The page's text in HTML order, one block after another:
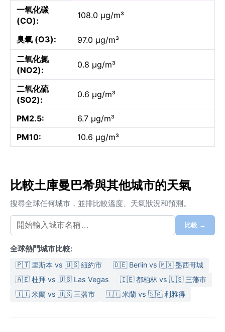
一氧化碳
(CO):
108.0 µg/m³
臭氧 (O3):
97.0 µg/m³
二氧化氮
(NO2):
0.8 µg/m³
二氧化硫
(SO2):
0.6 µg/m³
PM2.5:
6.7 µg/m³
PM10:
10.6 µg/m³
比較土庫曼巴希與其他城市的天氣
搜尋全球任何城市，並排比較溫度、天氣狀況和預測。
比較 →
全球熱門城市比較:
🇵🇹 里斯本 vs 🇺🇸 紐約市
🇩🇪 Berlin vs 🇲🇽 墨西哥城
🇦🇪 杜拜 vs 🇺🇸 Las Vegas
🇮🇪 都柏林 vs 🇺🇸 三藩市
🇮🇹 米蘭 vs 🇺🇸 三藩市
🇮🇹 米蘭 vs 🇸🇦 利雅得